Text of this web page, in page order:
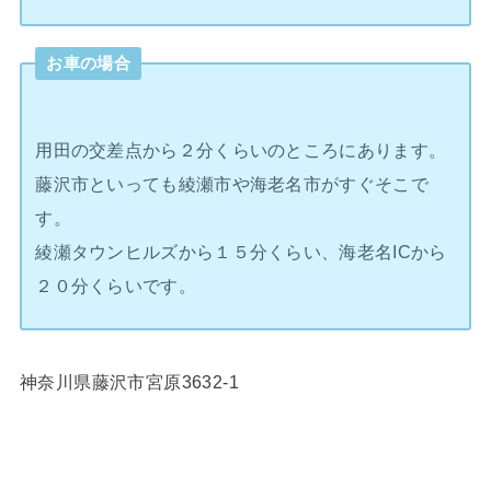
お車の場合
用田の交差点から２分くらいのところにあります。
藤沢市といっても綾瀬市や海老名市がすぐそこで
す。
綾瀬タウンヒルズから１５分くらい、海老名ICから
２０分くらいです。
神奈川県藤沢市宮原3632-1